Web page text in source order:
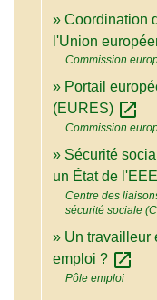
Coordination
l'Union
Commission
Portail
(EURES) open_in_new
Commission
Sécurité
un État de l'EEE
Centre des
sécurité sociale
Un travailleur
emploi ? open_in_new
Pôle emploi